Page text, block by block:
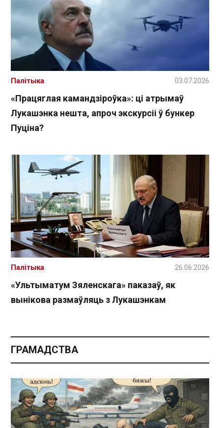
«Працяглая камандзіроўка»: ці атрымаў
Лукашэнка нешта, апроч экскурсіі ў бункер
Пуціна?
Палітыка 03.07.2026
«Ультыматум Зяленскага» паказаў, як
вынікова размаўляць з Лукашэнкам
Палітыка 26.06.2026
ГРАМАДСТВА